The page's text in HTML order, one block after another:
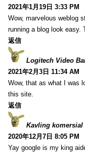
2021年1月19日 3:33 PM
Wow, marvelous weblog
running a blog look
返信
Logitech Video
2021年2月3日 11:34 AM
Wow, that as what I was
this site.
返信
Kavling komersial
2020年12月7日 8:05 PM
Yay google is my king